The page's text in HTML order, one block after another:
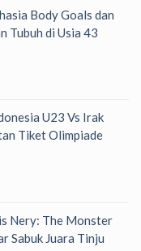
Body Goals dan
Tubuh di Usia 43
U23 Vs Irak
Tiket Olimpiade
Nery: The Monster
Sabuk Juara Tinju